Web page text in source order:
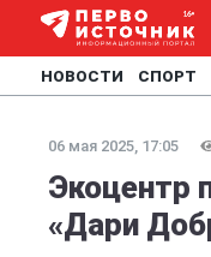
НОВОСТИ СПОРТ
06 мая 2025, 17:05
Экоцентр
«Дари